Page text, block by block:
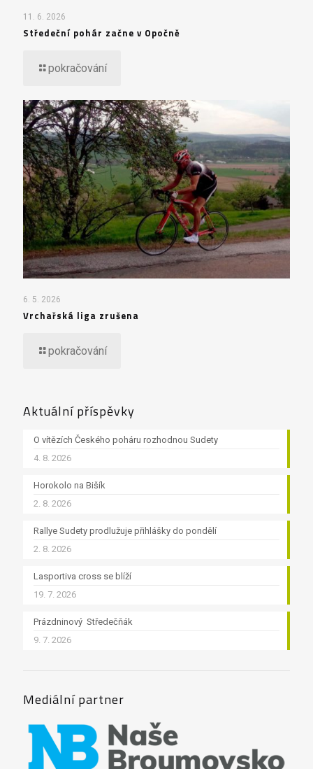
11. 6. 2026
Středeční pohár začne v Opočně
pokračování
6. 5. 2026
Vrchařská liga zrušena
pokračování
Aktuální příspěvky
O vítězích Českého poháru rozhodnou Sudety
4. 8. 2026
Horokolo na Bišík
2. 8. 2026
Rallye Sudety prodlužuje přihlášky do pondělí
2. 8. 2026
Lasportiva cross se blíží
19. 7. 2026
Prázdninový Středečňák
9. 7. 2026
Mediální partner